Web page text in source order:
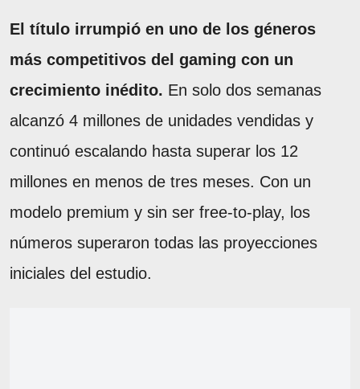
El título irrumpió en uno de los géneros
más competitivos del gaming con un
crecimiento inédito. En solo dos semanas
alcanzó 4 millones de unidades vendidas y
continuó escalando hasta superar los 12
millones en menos de tres meses. Con un
modelo premium y sin ser free-to-play, los
números superaron todas las proyecciones
iniciales del estudio.